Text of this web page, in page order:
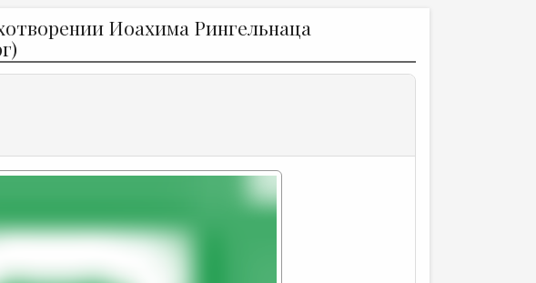
Иоахима Рингельнаца